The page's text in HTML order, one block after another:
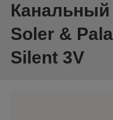
Канальный
Soler &
Silent 3V